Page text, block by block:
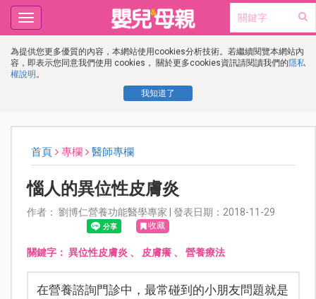
為提供您更多優質的內容，本網站使用cookies分析技術。若繼續閱覽本網站內
容，即表示您同意我們使用 cookies， 關於更多cookies資訊請閱讀我們的隱私
權說明 。
我知道了
Toggle
navigation
首頁 專欄 醫師專欄
惱人的異位性皮膚炎
作者： 劉博仁營養功能醫學專家 | 發表日期：2018-11-29
收藏
關鍵字： 異位性皮膚炎 、 皮膚癢、 營養療法
在營養諮詢門診中，最常碰到的小朋友問題就是